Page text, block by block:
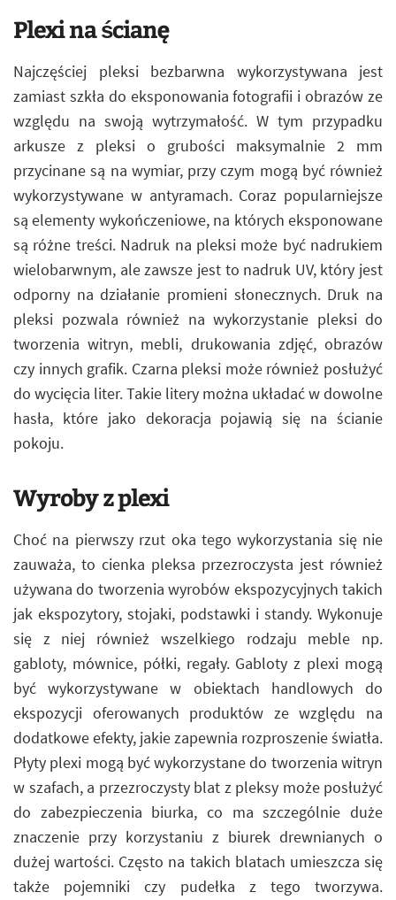
Plexi na ścianę
Najczęściej pleksi bezbarwna wykorzystywana jest
zamiast szkła do eksponowania fotografii i obrazów ze
względu na swoją wytrzymałość. W tym przypadku
arkusze z pleksi o grubości maksymalnie 2 mm
przycinane są na wymiar, przy czym mogą być również
wykorzystywane w antyramach. Coraz popularniejsze
są elementy wykończeniowe, na których eksponowane
są różne treści. Nadruk na pleksi może być nadrukiem
wielobarwnym, ale zawsze jest to nadruk UV, który jest
odporny na działanie promieni słonecznych. Druk na
pleksi pozwala również na wykorzystanie pleksi do
tworzenia witryn, mebli, drukowania zdjęć, obrazów
czy innych grafik. Czarna pleksi może również posłużyć
do wycięcia liter. Takie litery można układać w dowolne
hasła, które jako dekoracja pojawią się na ścianie
pokoju.
Wyroby z plexi
Choć na pierwszy rzut oka tego wykorzystania się nie
zauważa, to cienka pleksa przezroczysta jest również
używana do tworzenia wyrobów ekspozycyjnych takich
jak ekspozytory, stojaki, podstawki i standy. Wykonuje
się z niej również wszelkiego rodzaju meble np.
gabloty, mównice, półki, regały. Gabloty z plexi mogą
być wykorzystywane w obiektach handlowych do
ekspozycji oferowanych produktów ze względu na
dodatkowe efekty, jakie zapewnia rozproszenie światła.
Płyty plexi mogą być wykorzystane do tworzenia witryn
w szafach, a przezroczysty blat z pleksy może posłużyć
do zabezpieczenia biurka, co ma szczególnie duże
znaczenie przy korzystaniu z biurek drewnianych o
dużej wartości. Często na takich blatach umieszcza się
także pojemniki czy pudełka z tego tworzywa.